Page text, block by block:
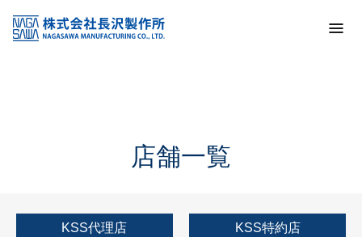
KSS加盟店・取扱店情報
店舗一覧
店舗一覧
KSS代理店 KSS特約店